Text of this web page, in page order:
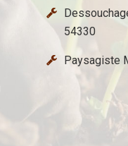
54330
Paysagiste